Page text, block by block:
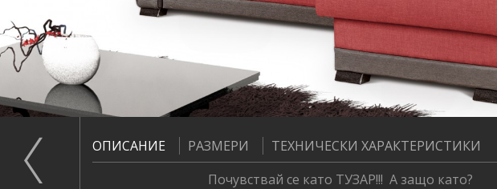
ОПИСАНИЕ РАЗМЕРИ
ТЕХНИЧЕСКИ ХАРАКТЕРИСТИКИ
Почувствай се като ТУЗАР!!! А защо като?